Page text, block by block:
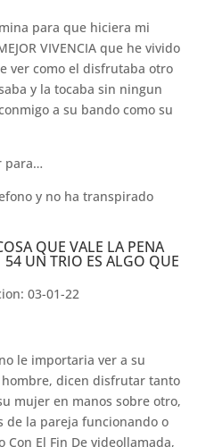
para que hiciera mi
VIVENCIA que he vivido
ver como el disfrutaba otro
y la tocaba sin ningun
a su bando como su
para…
y no ha transpirado
QUE VALE LA PENA
UN TRIO ES ALGO QUE
03-01-22
le importaria ver a su
dicen disfrutar tanto
mujer en manos sobre otro,
de la pareja funcionando o
El Fin De videollamada,